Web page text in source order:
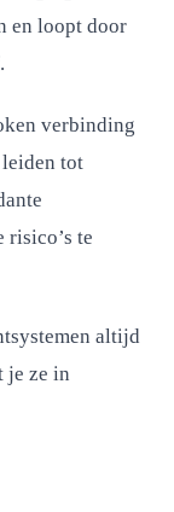
en loopt door
verbinding
tot
te
altijd
je ze in